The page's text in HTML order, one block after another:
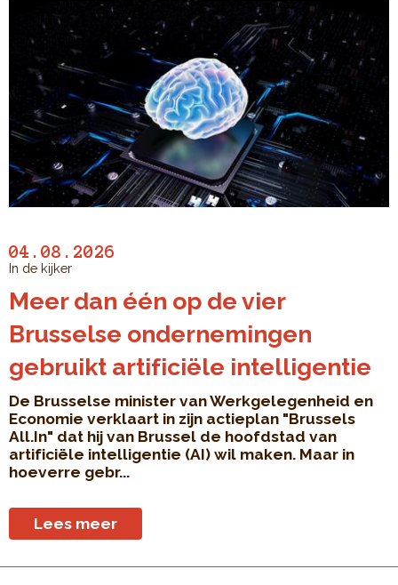
04.08.2026
In de kijker
Meer dan één op de vier
Brusselse ondernemingen
gebruikt artificiële intelligentie
De Brusselse minister van Werkgelegenheid en
Economie verklaart in zijn actieplan "Brussels
All.In" dat hij van Brussel de hoofdstad van
artificiële intelligentie (AI) wil maken. Maar in
hoeverre gebr...
Lees meer